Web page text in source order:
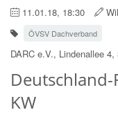
11.01.18, 18:30
ÖVSV Dachverband
DARC e.V., Lindenallee
KW